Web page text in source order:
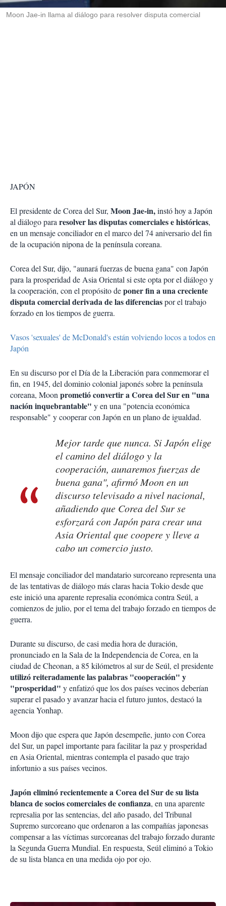
r
Moon Jae-in llama al diálogo para resolver disputa comercial
JAPÓN
El presidente de Corea del Sur, Moon Jae-in,instó hoy a Japón
al diálogo pararesolver las disputas comerciales e históricas,
en un mensaje conciliador en el marco del 74 aniversario del fin
de la ocupación nipona de la península coreana.
Corea del Sur, dijo, "aunará fuerzas de buena gana" con Japón
para la prosperidad de Asia Oriental si este opta por el diálogo y
la cooperación, con el propósito deponer fin a una creciente
disputa comercial derivada de las diferenciaspor el trabajo
forzado en los tiempos de guerra.
Vasos 'sexuales' de McDonald's están volviendo locos a todos en
Japón
En su discurso por el Día de la Liberación para conmemorar el
fin, en 1945, del dominio colonial japonés sobre la península
coreana, Moonprometió convertir a Corea del Sur en "una
nación inquebrantable" y en una "potencia económica
responsable" y cooperar con Japón en un plano de igualdad.
Mejor tarde que nunca. Si Japón elige
el camino del diálogo y la
cooperación, aunaremos fuerzas de
buena gana", afirmó Moon en un
discurso televisado a nivel nacional,
añadiendo que Corea del Sur se
esforzará con Japón para crear una
Asia Oriental que coopere y lleve a
cabo un comercio justo.
El mensaje conciliador del mandatario surcoreano representa una
de las tentativas de diálogo más claras hacia Tokio desde que
este inició una aparente represalia económica contra Seúl, a
comienzos de julio, por el tema del trabajo forzado en tiempos de
guerra.
Durante su discurso, de casi media hora de duración,
pronunciado en la Sala de la Independencia de Corea, en la
ciudad de Cheonan, a 85 kilómetros al sur de Seúl, el presidente
utilizó reiteradamente las palabras "cooperación" y
"prosperidad" y enfatizó que los dos países vecinos deberían
superar el pasado y avanzar hacia el futuro juntos, destacó la
agencia Yonhap.
Moon dijo que espera que Japón desempeñe, junto con Corea
del Sur, un papel importante para facilitar la paz y prosperidad
en Asia Oriental, mientras contempla el pasado que trajo
infortunio a sus países vecinos.
Japón eliminó recientemente a Corea del Sur de su lista
blanca de socios comerciales de confianza, en una aparente
represalia por las sentencias, del año pasado, del Tribunal
Supremo surcoreano que ordenaron a las compañías japonesas
compensar a las víctimas surcoreanas del trabajo forzado durante
la Segunda Guerra Mundial. En respuesta, Seúl eliminó a Tokio
de su lista blanca en una medida ojo por ojo.